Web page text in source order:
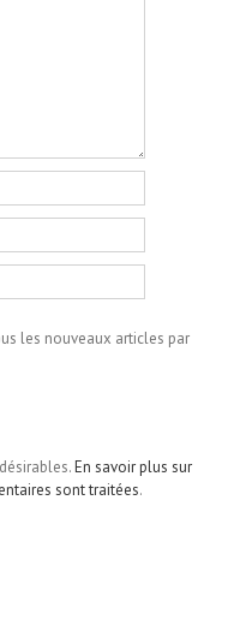
les nouveaux articles par
En savoir plus sur
sont traitées.